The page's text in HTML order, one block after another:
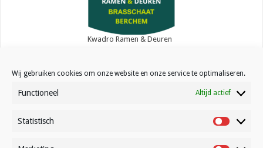
Wij gebruiken cookies om onze website en onze service te optimaliseren.
Functioneel Altijd actief
Statistisch Statistisch
Kwadro Ramen & Deuren
Contact